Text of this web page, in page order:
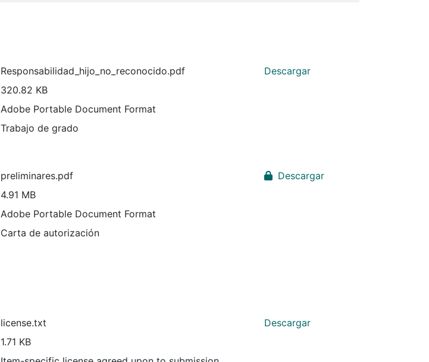
Responsabilidad_hijo_no_reconocido.pdf
320.82 KB
Adobe Portable Document Format
Trabajo de grado
Descargar
preliminares.pdf
4.91 MB
Adobe Portable Document Format
Carta de autorización
Descargar
license.txt
1.71 KB
Descargar